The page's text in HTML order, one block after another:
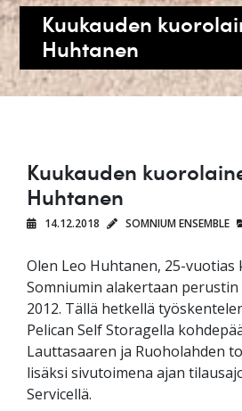
Kuukauden
Huhtanen
Kuukauden
Huhtanen
14.12.2018 SOMNIUM ENSEMBLE
Olen Leo Huhtanen, 25-vuotias
Somniumin alakertaan perustin
2012. Tällä hetkellä
Pelican Self Storagella
Lauttasaaren ja Ruoholahden
lisäksi sivutoimena ajan
Servicellä.